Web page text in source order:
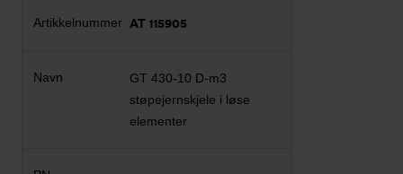
AT 115905
GT 430-10 D-m3
støpejernskjele i løse
elementer